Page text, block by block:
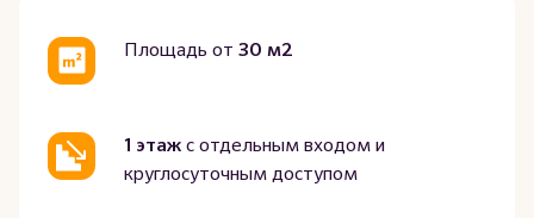
Площадь от 30 м2
1 этаж с отдельным входом и
круглосуточным доступом